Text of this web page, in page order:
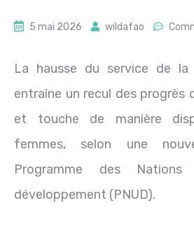
5 mai 2026 wildafao
La hausse du service de la
entraîne un recul des progrès
et touche de manière
femmes, selon une
Programme des
développement (PNUD).